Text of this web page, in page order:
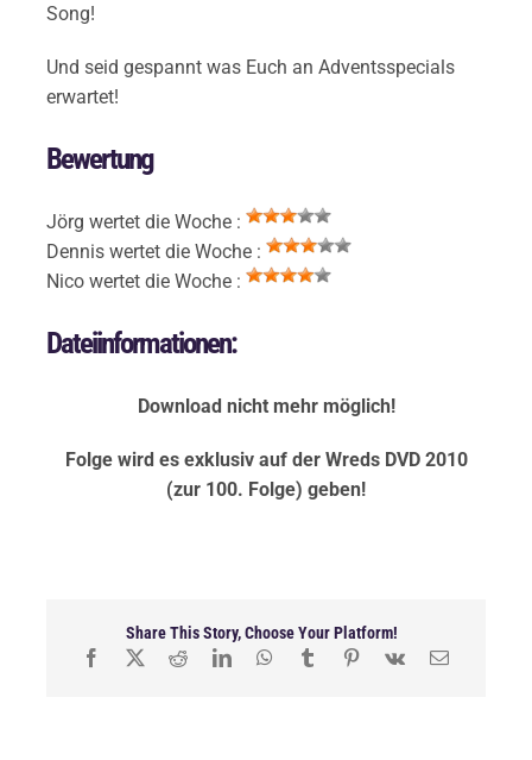
Song!
Und seid gespannt was Euch an Adventsspecials
erwartet!
Bewertung
Jörg wertet die Woche :
Dennis wertet die Woche :
Nico wertet die Woche :
Dateiinformationen:
Download nicht mehr möglich!
Folge wird es exklusiv auf der Wreds DVD 2010
(zur 100. Folge) geben!
Share This Story, Choose Your Platform!